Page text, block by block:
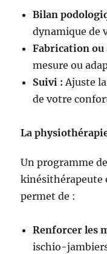
Bilan
dynamique de
Fabrication ou
mesure ou
Suivi : Ajuste la
de votre
La
Un programme
kinésithérapeute
permet de :
Renforcer les
ischio-